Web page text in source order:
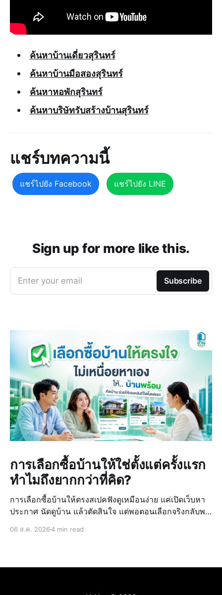
ค้นหาบ้านเดี่ยวสุรินทร์
ค้นหาบ้านมือสองสุรินทร์
ค้นหาหอพักสุรินทร์
ค้นหาบริษัทรับสร้างบ้านสุรินทร์
แชร์บทความนี้
แชร์ไปยัง Facebook แชร์ไปยัง LINE
Sign up for more like this.
Enter your email Subscribe
การเลือกซื้อบ้านให้ใช่ตั้งแต่ครั้งแรก
ทำไมถึงยากกว่าที่คิด?
การเลือกซื้อบ้านให้ตรงสเปคฟังดูเหมือนง่าย แค่เปิดเว็บหา
ประกาศ นัดดูบ้าน แล้วตัดสินใจ แต่พอตอนเลือกจริงกลับพบ
06 ส.ค. 20264 min read